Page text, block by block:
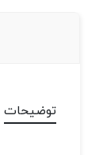
توضیحات